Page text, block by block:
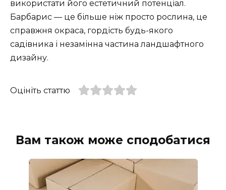
використати його естетичний потенціал.
Барбарис — це більше ніж просто рослина, це
справжня окраса, гордість будь-якого
садівника і незамінна частина ландшафтного
дизайну.
Оцініть статтю
Вам також може сподобатися